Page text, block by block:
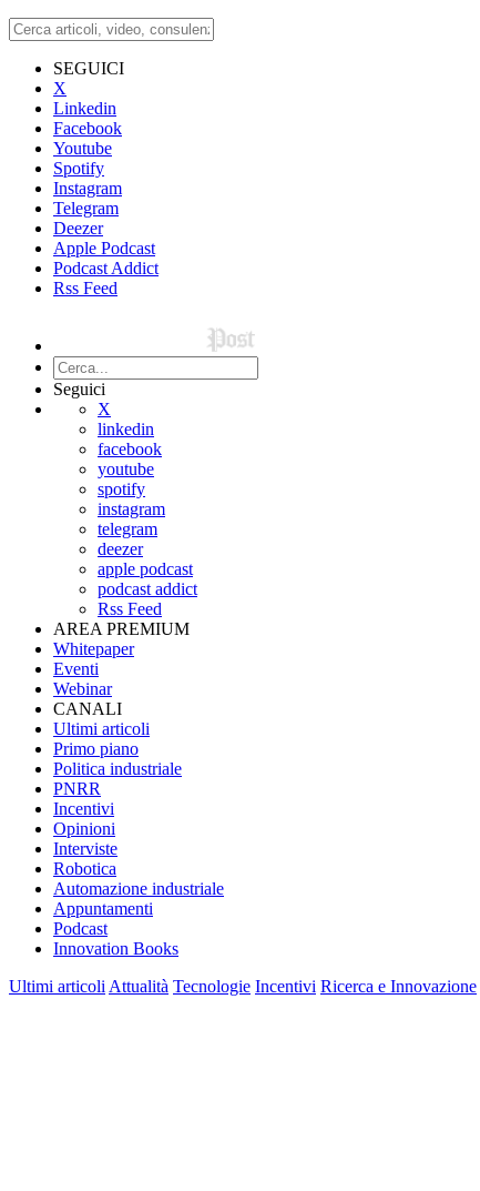
SEGUICI
X
Linkedin
Facebook
Youtube
Spotify
Instagram
Telegram
Deezer
Apple Podcast
Podcast Addict
Rss Feed
Seguici
X
linkedin
facebook
youtube
spotify
instagram
telegram
deezer
apple podcast
podcast addict
Rss Feed
AREA PREMIUM
Whitepaper
Eventi
Webinar
CANALI
Ultimi articoli
Primo piano
Politica industriale
PNRR
Incentivi
Opinioni
Interviste
Robotica
Automazione industriale
Appuntamenti
Podcast
Innovation Books
Ultimi articoli Attualità Tecnologie Incentivi Ricerca e Innovazione